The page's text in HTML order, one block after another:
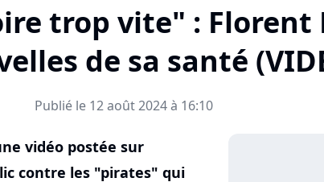
trop vite" : Florent
de sa santé
Publié le 12 août 2024 à 16:10
vidéo postée sur
contre les "pirates" qui